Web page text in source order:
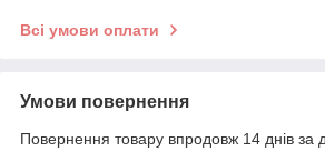
Всі умови оплати
Умови повернення
Повернення товару впродовж 14 днів за